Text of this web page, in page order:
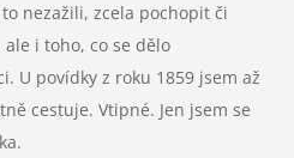
nezažili, zcela pochopit či
i toho, co se dělo
U povídky z roku 1859 jsem až
cestuje. Vtipné. Jen jsem se